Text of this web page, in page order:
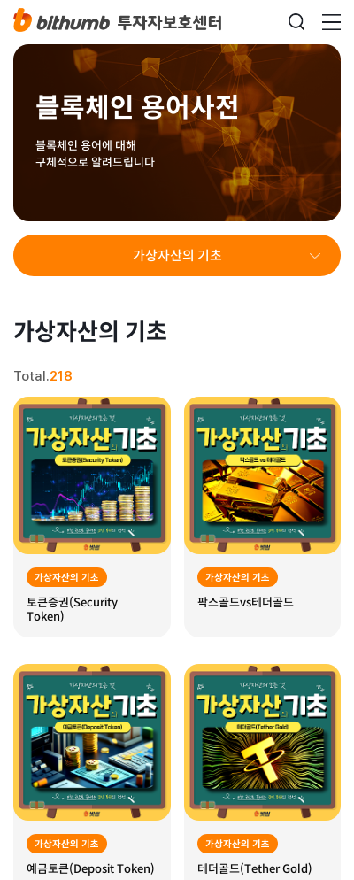
블록체인 용어사전
블록체인 용어에 대해
구체적으로 알려드립니다
가상자산의 기초
가상자산의 기초
Total.218
가상자산의 기초
토큰증권(Security
Token)
가상자산의 기초
팍스골드vs테더골드
가상자산의 기초
예금토큰(Deposit Token)
가상자산의 기초
테더골드(Tether Gold)